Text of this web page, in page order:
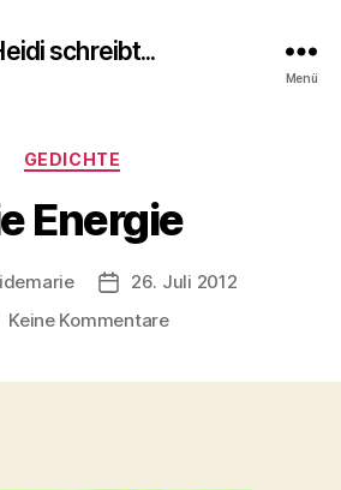
schreibt...
Menü
Kategorien
GEDICHTE
Energie
Veröffentlichungsdatum
26. Juli 2012
Keine Kommentarezu